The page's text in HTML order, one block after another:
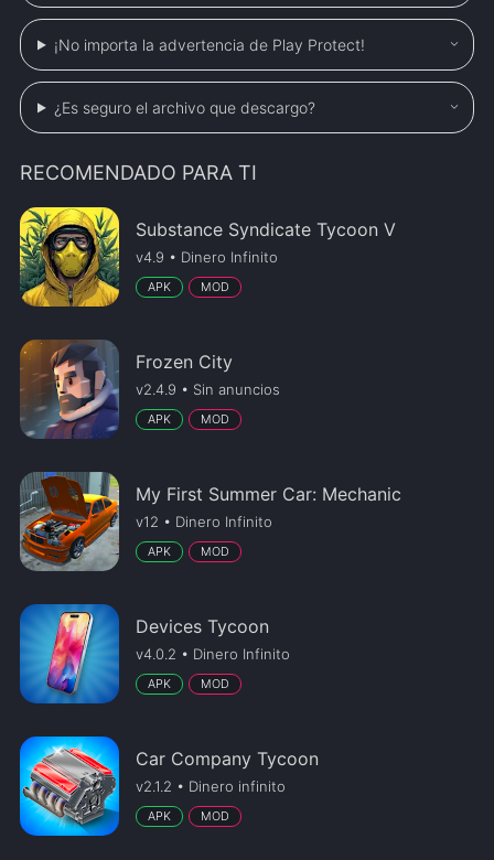
¡No importa la advertencia de Play Protect!
¿Es seguro el archivo que descargo?
RECOMENDADO PARA TI
Substance Syndicate Tycoon V
v4.9 • Dinero Infinito
APK MOD
Frozen City
v2.4.9 • Sin anuncios
APK MOD
My First Summer Car: Mechanic
v12 • Dinero Infinito
APK MOD
Devices Tycoon
v4.0.2 • Dinero Infinito
APK MOD
Car Company Tycoon
v2.1.2 • Dinero infinito
APK MOD